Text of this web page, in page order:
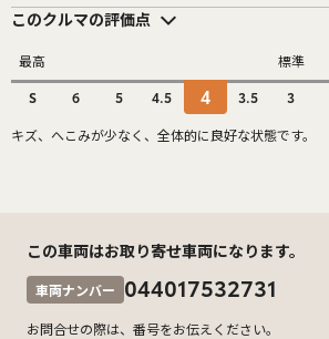
このクルマの評価点
最高 標準
S 6 5 4.5 4 3.5 3
キズ、へこみが少なく、全体的に良好な状態です。
この車両はお取り寄せ車両になります。
車両ナンバー 044017532731
お問合せの際は、番号をお伝えください。